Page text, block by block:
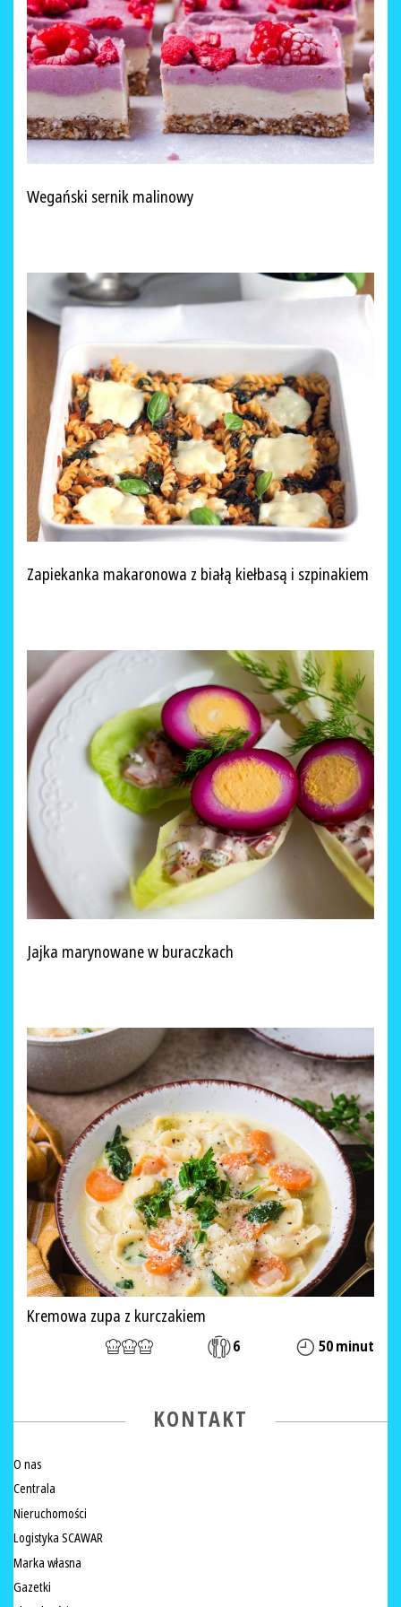
Wegański sernik malinowy
Zapiekanka makaronowa z białą kiełbasą i szpinakiem
Jajka marynowane w buraczkach
Kremowa zupa z kurczakiem
6 50 minut
KONTAKT
O nas
Centrala
Nieruchomości
Logistyka SCAWAR
Marka własna
Gazetki